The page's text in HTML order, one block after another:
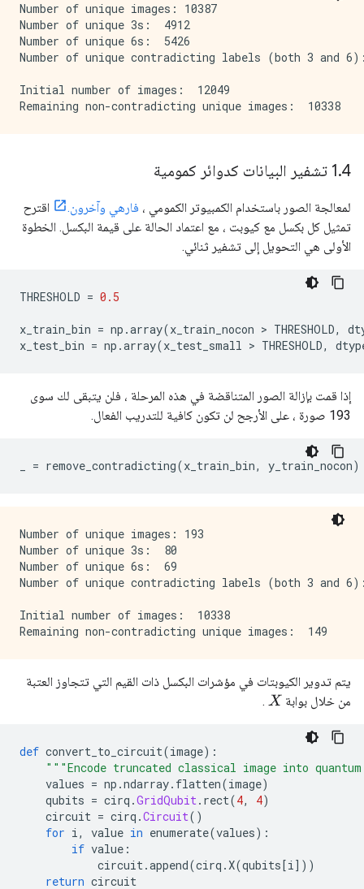
Number of unique images: 10387
Number of unique 3s:  4912
Number of unique 6s:  5426
Number of unique contradicting labels (both 3 and
Initial number of images:  12049
1.4 تشفير البيانات كدوائر كمومية
لمعالجة الصور باستخدام الكمبيوتر الكمومي ، فارهي وآخرون.
اقترح
تمثيل كل بكسل مع كيوبت ، مع اعتماد الحالة على قيمة البكسل. الخطوة
الأولى هي التحويل إلى تشفير ثنائي.
THRESHOLD = 0.5
x_train_bin = np .array(x_train_nocon > THRESHOLD,
x_test_bin = np .array(x_test_small > THRESHOLD,
إذا قمت بإزالة الصور المتناقضة في هذه المرحلة ، فلن يتبقى لك سوى
193 صورة ، على الأرجح لن تكون كافية للتدريب الفعال.
= remove_contradicting(x_train_bin, y_train_nocon)
Number of unique images: 193
Number of unique 3s:  80
Number of unique 6s:  69
Number of unique contradicting labels (both 3 and
Initial number of images:  10338
يتم تدوير الكيوبتات في مؤشرات البكسل ذات القيم التي تتجاوز العتبة
من خلال بوابة
X
.
def convert_to_circuit(image):
"""Encode truncated classical image into
values = np .ndarray. flatten(image)
qubits = cirq .GridQubit. rect(4, 4)
circuit = cirq .Circuit()
for i, value in enumerate(values):
if value :
circuit.append(cirq .X(qubits[i]))
return circuit